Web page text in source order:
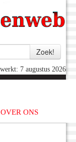
7 augustus 2026
OVER ONS